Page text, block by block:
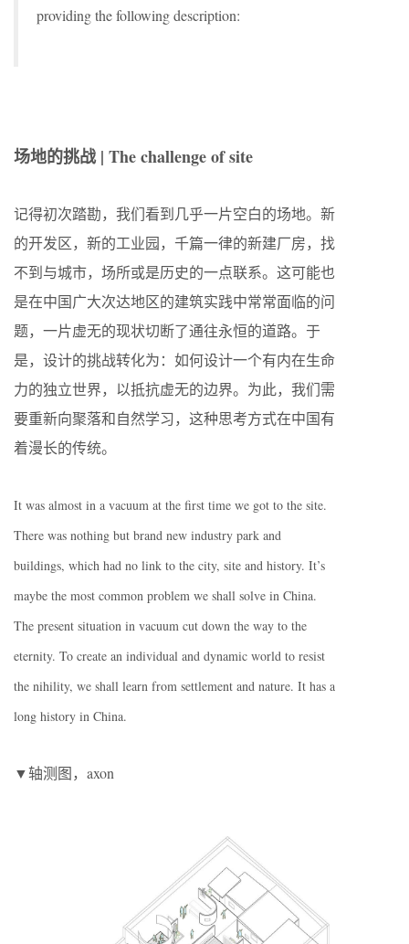
providing the following description:
场地的挑战 | The challenge of site
记得初次踏勘，我们看到几乎一片空白的场地。新
的开发区，新的工业园，千篇一律的新建厂房，找
不到与城市，场所或是历史的一点联系。这可能也
是在中国广大次达地区的建筑实践中常常面临的问
题，一片虚无的现状切断了通往永恒的道路。于
是，设计的挑战转化为：如何设计一个有内在生命
力的独立世界，以抵抗虚无的边界。为此，我们需
要重新向聚落和自然学习，这种思考方式在中国有
着漫长的传统。
It was almost in a vacuum at the first time we got to the site.
There was nothing but brand new industry park and
buildings, which had no link to the city, site and history. It’s
maybe the most common problem we shall solve in China.
The present situation in vacuum cut down the way to the
eternity. To create an individual and dynamic world to resist
the nihility, we shall learn from settlement and nature. It has a
long history in China.
▼轴测图，axon